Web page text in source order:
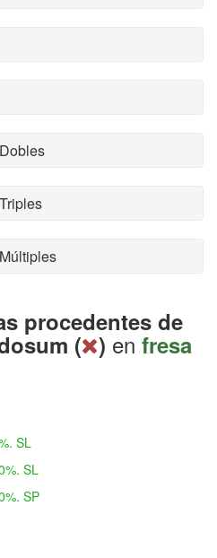
procedentes de
( ) en fresa
SL
SL
SP